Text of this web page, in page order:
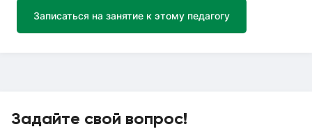
Записаться на занятие к этому педагогу
Задайте свой вопрос!